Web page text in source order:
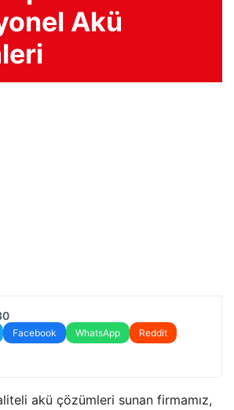
Akü
Facebook WhatsApp
Reddit
akü çözümleri sunan firmamız,